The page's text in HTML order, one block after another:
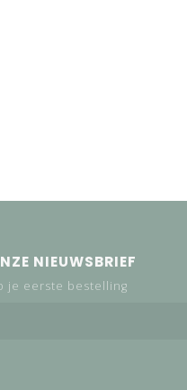
NIEUWSBRIEF
je eerste bestelling